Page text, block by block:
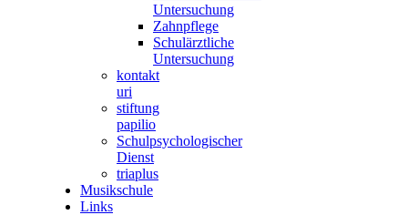
Untersuchung
Zahnpflege
Schulärztliche
Untersuchung
kontakt
uri
stiftung
papilio
Schulpsychologischer
Dienst
triaplus
Musikschule
Links